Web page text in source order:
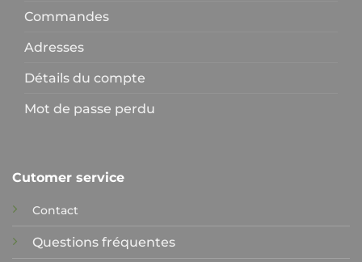
Commandes
Adresses
Détails du compte
Mot de passe perdu
Cutomer service
Contact
Questions fréquentes